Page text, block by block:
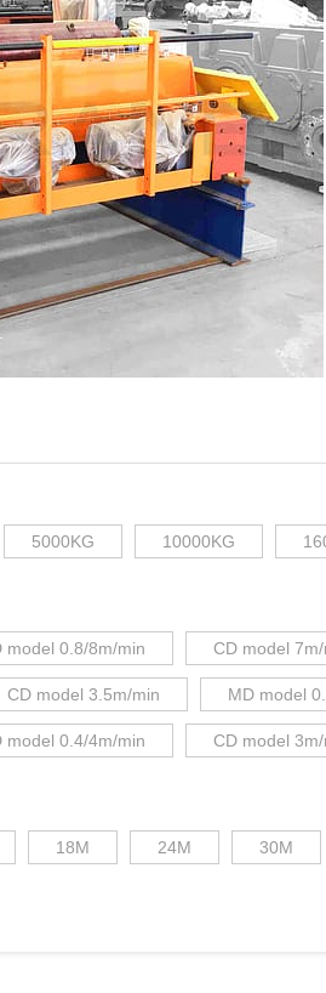
5000KG 10000KG
model 0.8/8m/min CD model
CD model 3.5m/min MD model
model 0.4/4m/min CD model
18M 24M 30M